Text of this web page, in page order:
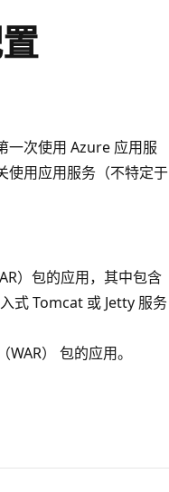
一次使用 Azure 应用服
使用应用服务（不特定于
）包的应用，其中包含
式 Tomcat 或 Jetty 服务
） 包的应用。